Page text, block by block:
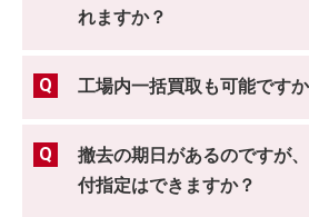
れますか？
工場内一括買取も可能です
撤去の期日があるのですが
付指定はできますか？